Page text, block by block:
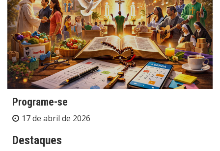
Programe-se
17 de abril de 2026
Destaques